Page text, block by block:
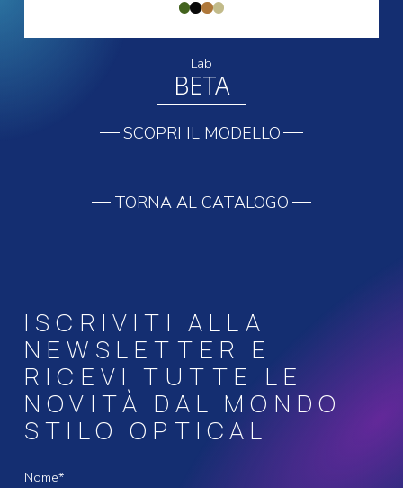
Lab
BETA
SCOPRI IL MODELLO
TORNA AL CATALOGO
ISCRIVITI ALLA
NEWSLETTER E
RICEVI TUTTE LE
NOVITÀ DAL MONDO
STILO OPTICAL
Nome*